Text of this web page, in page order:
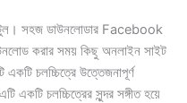
টুল। সহজ ডাউনলোডার Facebook
করার সময় কিছু অনলাইন সাইট
চলচ্চিত্রে উত্তেজনাপূর্ণ
একটি চলচ্চিত্রের সুন্দর সঙ্গীত হয়ে